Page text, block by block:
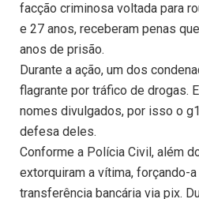
facção criminosa voltada para
e 27 anos, receberam penas
anos de prisão.
Durante a ação, um dos
flagrante por tráfico de drogas.
nomes divulgados, por isso o
defesa deles.
Conforme a Polícia Civil, além
extorquiram a vítima, forçando-
transferência bancária via pix.